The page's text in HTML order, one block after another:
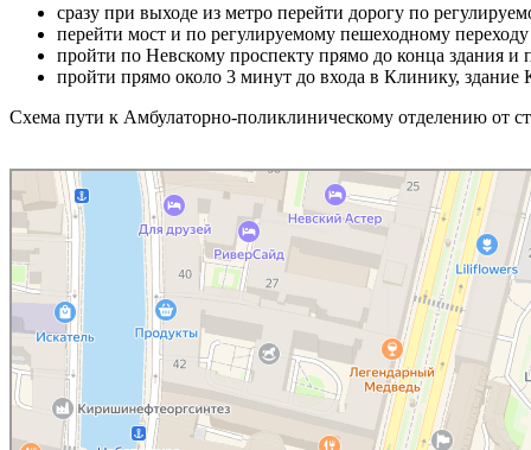
сразу при выходе из метро перейти дорогу по
перейти мост и по регулируемому пешеходному
пройти по Невскому проспекту прямо до конца здания
пройти прямо около 3 минут до входа в Клинику,
Схема пути к Амбулаторно-поликлиническому отделению от
Санкт‑Петербург
Яндекс Карты